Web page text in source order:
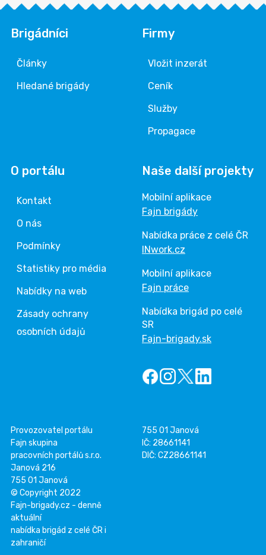
Brigádníci
Články
Hledané brigády
Firmy
Vložit inzerát
Ceník
Služby
Propagace
O portálu
Kontakt
O nás
Podmínky
Statistiky pro média
Nabídky na web
Zásady ochrany
osobních údajů
Naše další projekty
Mobilní aplikace
Fajn brigády
Nabídka práce z celé ČR
INwork.cz
Mobilní aplikace
Fajn práce
Nabídka brigád po celé
SR
Fajn-brigady.sk
Provozovatel portálu
Fajn skupina
pracovních portálů s.r.o.
Janová 216
755 01 Janová
755 01 Janová
IČ: 28661141
DIČ: CZ28661141
© Copyright 2022
Fajn-brigady.cz - denně
aktuální
nabídka brigád z celé ČR i
zahraničí